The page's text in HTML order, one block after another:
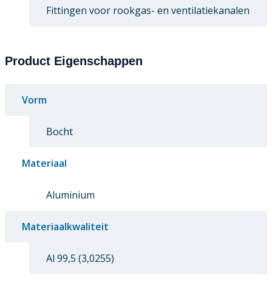
Fittingen voor rookgas- en ventilatiekanalen
Product Eigenschappen
Vorm
Bocht
Materiaal
Aluminium
Materiaalkwaliteit
Al 99,5 (3,0255)